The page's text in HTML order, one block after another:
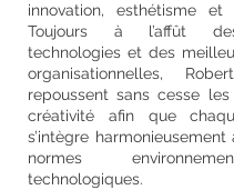
innovation, esthétisme et
Toujours à l’affût
technologies et des
organisationnelles,
repoussent sans cesse
créativité afin que
s’intègre harmonieusement
normes
technologiques.